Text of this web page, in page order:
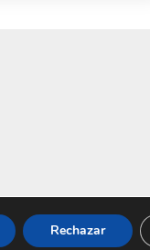
Privacidad
Rechazar